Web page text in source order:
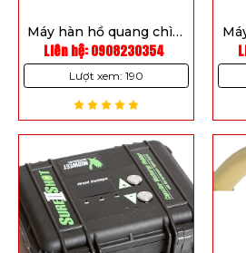
Máy hàn hồ quang chìm
AC/DC ZDE7-1200HD
Liên hệ: 0908230354
Lượt xem: 190